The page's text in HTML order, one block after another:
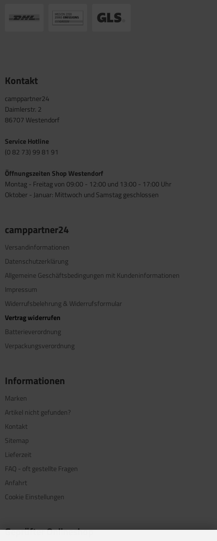
Kontakt
camppartner24
Daimlerstr. 2
86707 Westendorf
Service Hotline
(0 82 73) 99 81 91
Öffnungszeiten Shop Westendorf
Montag - Freitag von 09:00 - 12:00 und 13:00 - 17:00 Uhr
Oktober - Januar: Mittwoch und Samstag geschlossen
camppartner24
Versandinformationen
Datenschutzerklärung
Allgemeine Geschäftsbedingungen mit Kundeninformationen
Impressum
Widerrufsbelehrung & Widerrufsformular
Vertrag widerrufen
Batterieverordnung
Verpackungsverordnung
Informationen
Marken
Artikel nicht gefunden?
Kontakt
Sitemap
Lieferzeit
FAQ - oft gestellte Fragen
Anfahrt
Cookie Einstellungen
Geprüfter Onlineshop